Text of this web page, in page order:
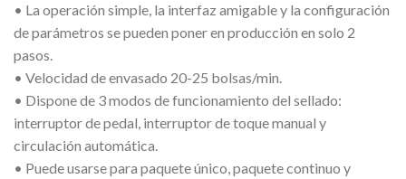
• La operación simple, la interfaz amigable y la configuración
de parámetros se pueden poner en producción en solo 2
pasos.
• Velocidad de envasado 20-25 bolsas/min.
• Dispone de 3 modos de funcionamiento del sellado:
interruptor de pedal, interruptor de toque manual y
circulación automática.
• Puede usarse para paquete único, paquete continuo y